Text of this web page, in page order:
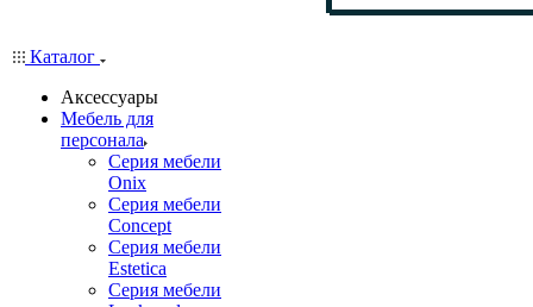
Каталог
Аксессуары
Мебель для
персонала
Серия мебели
Onix
Серия мебели
Concept
Серия мебели
Estetica
Серия мебели